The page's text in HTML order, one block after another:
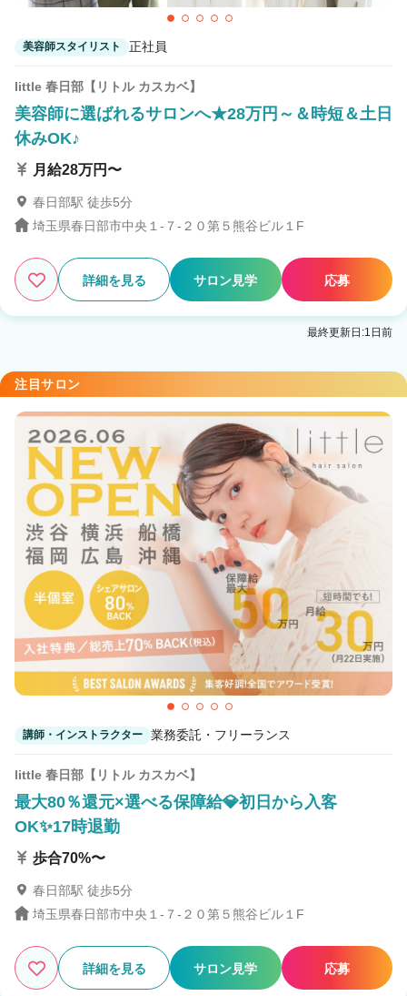
美容師スタイリスト 正社員
little 春日部【リトル カスカベ】
美容師に選ばれるサロンへ★28万円～＆時短＆土日
休みOK♪
月給28万円〜
春日部駅 徒歩5分
埼玉県春日部市中央１-７-２０第５熊谷ビル１F
詳細を見る サロン見学 応募
最終更新日:1日前
注目サロン
講師・インストラクター 業務委託・フリーランス
little 春日部【リトル カスカベ】
最大80％還元×選べる保障給💎初日から入客
OK✨17時退勤
歩合70%〜
春日部駅 徒歩5分
埼玉県春日部市中央１-７-２０第５熊谷ビル１F
詳細を見る サロン見学 応募